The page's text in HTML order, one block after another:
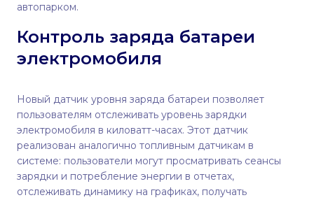
автопарком.
Контроль заряда батареи
электромобиля
Новый датчик уровня заряда батареи позволяет
пользователям отслеживать уровень зарядки
электромобиля в киловатт-часах. Этот датчик
реализован аналогично топливным датчикам в
системе: пользователи могут просматривать сеансы
зарядки и потребление энергии в отчетах,
отслеживать динамику на графиках, получать